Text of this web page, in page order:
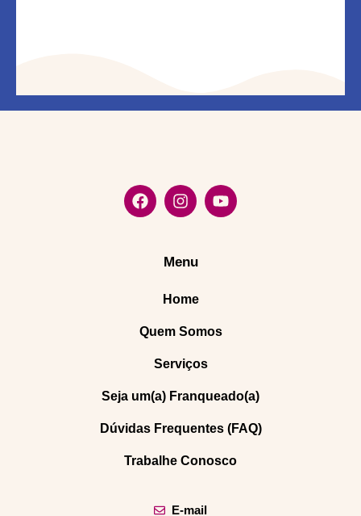
Menu
Home
Quem Somos
Serviços
Seja um(a) Franqueado(a)
Dúvidas Frequentes (FAQ)
Trabalhe Conosco
E-mail